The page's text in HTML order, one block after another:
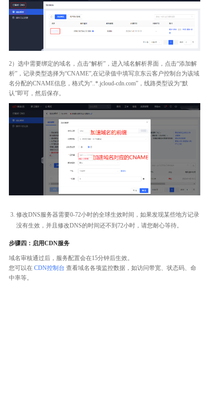
2）选中需要绑定的域名，点击“解析”，进入域名解析界面，点击“添加解
析”，记录类型选择为“CNAME”,在记录值中填写京东云客户控制台为该域
名分配的CNAME信息，格式为“..*.jcloud-cdn.com”，线路类型设为“默
认”即可，然后保存。
修改DNS服务器需要0-72小时的全球生效时间，如果发现某些地方记录
没有生效，并且修改DNS的时间还不到72小时，请您耐心等待。
步骤四：启用CDN服务
域名审核通过后，服务配置会在15分钟后生效。
您可以在 CDN控制台 查看域名各项监控数据，如访问带宽、状态码、命
中率等。